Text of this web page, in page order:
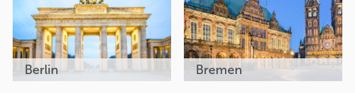
Berlin Bremen